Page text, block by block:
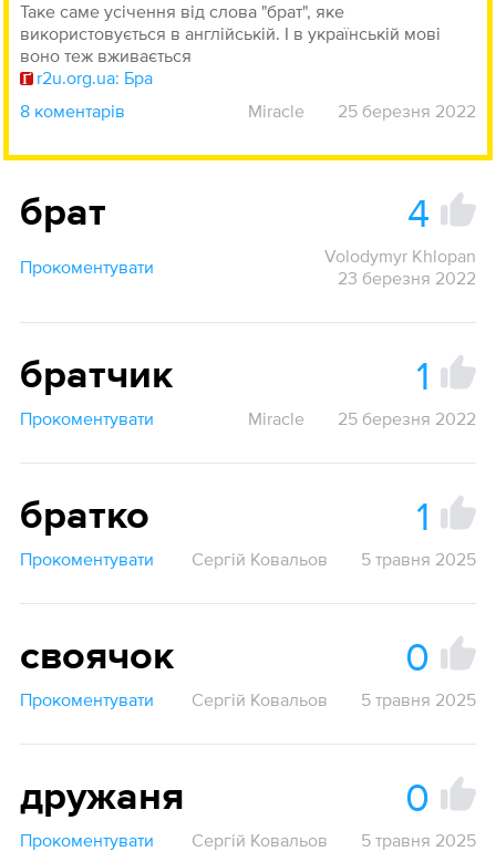
Таке саме усічення від слова "брат", яке
використовується в англійській. І в українській мові
воно теж вживається
r2u.org.ua: Бра
8 коментарів
Miracle 25 березня 2022
брат 4
Прокоментувати
Volodymyr Khlopan
23 березня 2022
братчик 1
Прокоментувати Miracle 25 березня 2022
братко 1
Прокоментувати Сергій Ковальов 5 травня 2025
своячок 0
Прокоментувати Сергій Ковальов 5 травня 2025
дружаня 0
Прокоментувати Сергій Ковальов 5 травня 2025